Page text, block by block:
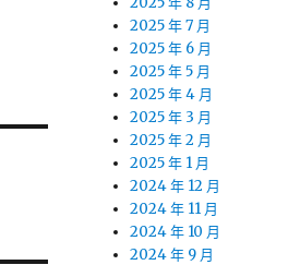
2025 年 7 月
2025 年 6 月
2025 年 5 月
2025 年 4 月
2025 年 3 月
2025 年 2 月
2025 年 1 月
2024 年 12 月
2024 年 11 月
2024 年 10 月
2024 年 9 月